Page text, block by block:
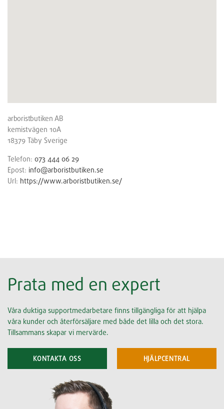
arboristbutiken AB
kemistvägen 10A
18379 Täby Sverige
Telefon: 073 444 06 29
Epost: info@arboristbutiken.se
Url: https://www.arboristbutiken.se/
Prata med en expert
Våra duktiga supportmedarbetare finns tillgängliga för att hjälpa
våra kunder och återförsäljare med både det lilla och det stora.
Tillsammans skapar vi mervärde.
KONTAKTA OSS HJÄLPCENTRAL